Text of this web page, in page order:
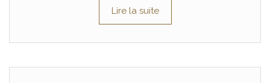
Lire la suite